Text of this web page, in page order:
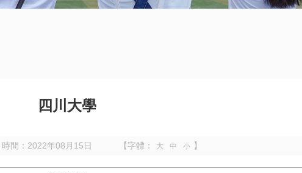
四川大學
時間：2022年08月15日 【字體： 大 中 小 】